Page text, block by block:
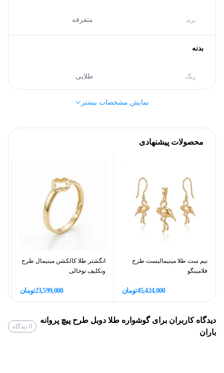
برند متفرقه
بدنه
رنگ طلایی
اجرت ساخت طلا 12%
سود طلا
می‌گیرد)
نمایش مشخصات بیشتر
محصولات پیشنهادی
نیم ست طلا مینیمالیست طرح
فلامینگو
45,424,000تومان
انگشتر طلا کالکشن مینیمال طرح
ونکلیف توخالی
23,599,000تومان
دیدگاه کاربران برایگوشواره طلا دوبل طرح پیچ پروانه
باران
0 دیدگاه